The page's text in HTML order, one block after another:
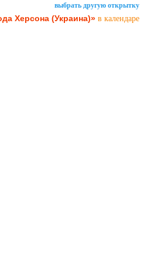
выбрать другую открытку
Херсона (Украина)» в календаре